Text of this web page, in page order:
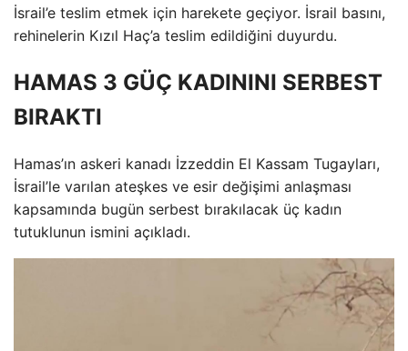
İsrail’e teslim etmek için harekete geçiyor. İsrail basını,
rehinelerin Kızıl Haç’a teslim edildiğini duyurdu.
HAMAS 3 GÜÇ KADININI SERBEST
BIRAKTI
Hamas’ın askeri kanadı İzzeddin El Kassam Tugayları,
İsrail’le varılan ateşkes ve esir değişimi anlaşması
kapsamında bugün serbest bırakılacak üç kadın
tutuklunun ismini açıkladı.